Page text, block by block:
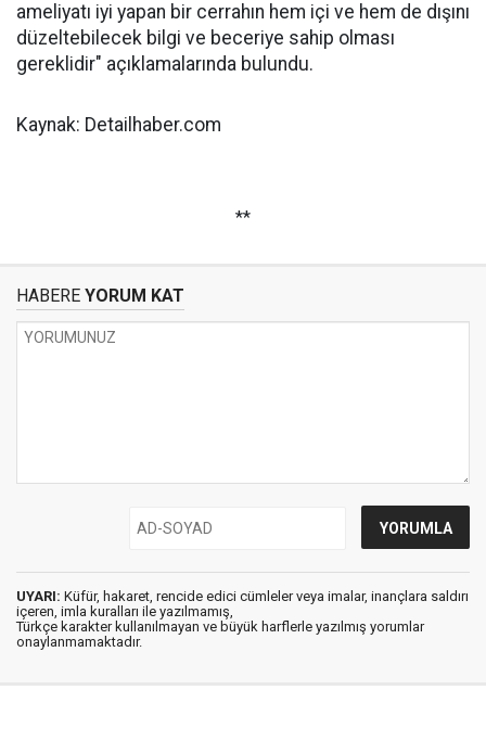
ameliyatı iyi yapan bir cerrahın hem içi ve hem de dışını
düzeltebilecek bilgi ve beceriye sahip olması
gereklidir" açıklamalarında bulundu.
Kaynak: Detailhaber.com
**
HABERE YORUM KAT
UYARI: Küfür, hakaret, rencide edici cümleler veya imalar, inançlara saldırı
içeren, imla kuralları ile yazılmamış,
Türkçe karakter kullanılmayan ve büyük harflerle yazılmış yorumlar
onaylanmamaktadır.